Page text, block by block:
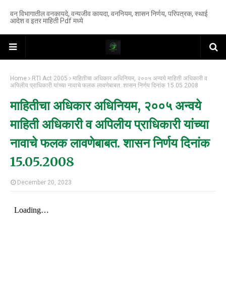
वन विभागातील वनकायदे, वन्यजीव कायदा, वननियम, शासन निर्णय, परिपत्रक, स्थाई
आदेश व इतर माहिती Pdf मध्ये
Home RTI Act 2005
माहितीचा अधिकार अधिनियम, २००५ अन्वये माहिती अधिकारी व
अपिलीय प्राधिकारी यांच्या नावाचे फलक लावणेबाबत. शासन निर्णय दिनांक 15.05.2008
माहितीचा अधिकार अधिनियम, २००५ अन्वये
माहिती अधिकारी व अपिलीय प्राधिकारी यांच्या
नावाचे फलक लावणेबाबत. शासन निर्णय दिनांक
15.05.2008
December 20, 2023